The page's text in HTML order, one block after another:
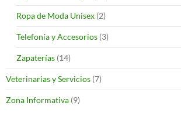
Ropa de Moda Unisex (2)
Telefonía y Accesorios (3)
Zapaterías (14)
Veterinarias y Servicios (7)
Zona Informativa (9)